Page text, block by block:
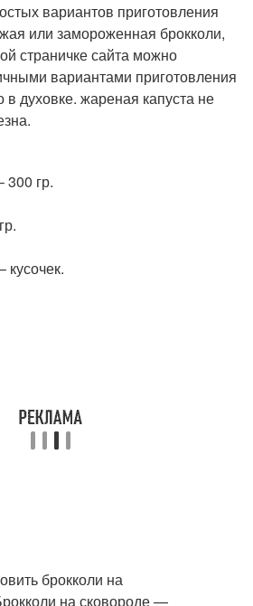
вариантов приготовления
или замороженная брокколи,
страничке сайта можно
вариантами приготовления
духовке. жареная капуста не
300 гр.